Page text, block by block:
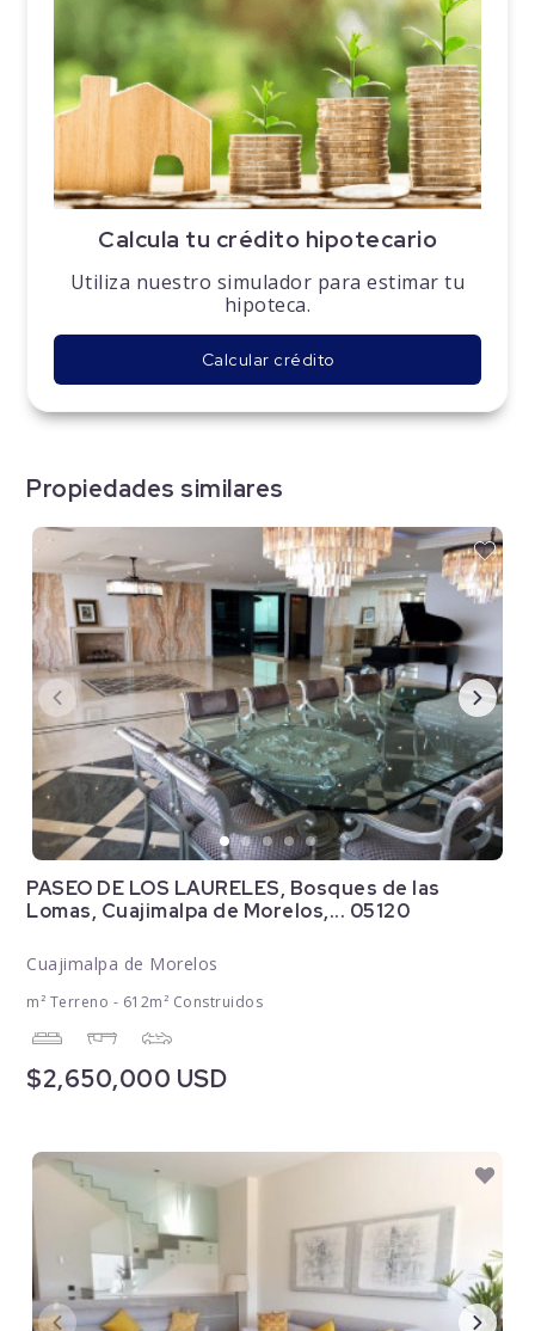
Calcula tu crédito hipotecario
Utiliza nuestro simulador para estimar tu
hipoteca.
Calcular crédito
Propiedades similares
PASEO DE LOS LAURELES, Bosques de las
Lomas, Cuajimalpa de Morelos,... 05120
Cuajimalpa de Morelos
m² Terreno - 612m² Construidos
$2,650,000 USD